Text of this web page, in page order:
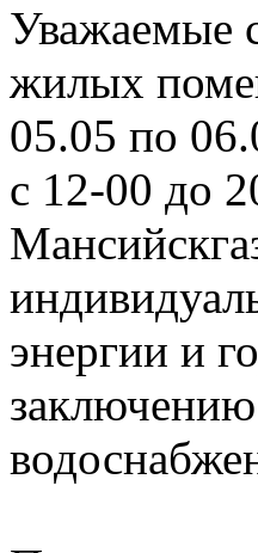
Уважаемые
жилых
05.05 по
с 12-00 до
энергии и
заключению